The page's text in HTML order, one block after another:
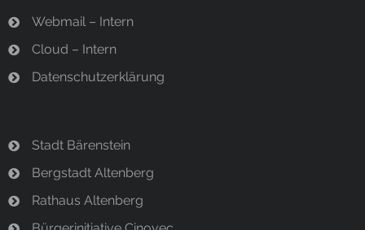
Webmail – Intern
Cloud – Intern
Datenschutzerklärung
Stadt Bärenstein
Bergstadt Altenberg
Rathaus Altenberg